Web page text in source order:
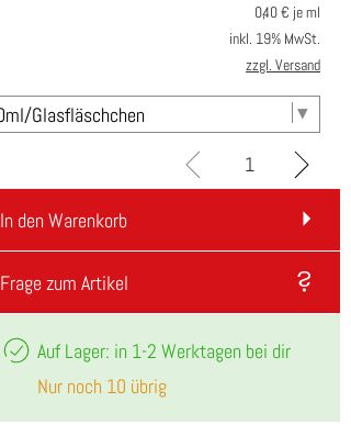
0,40€ je ml
inkl. 19% MwSt.
zzgl. Versand
In den Warenkorb
Frage zum Artikel
Auf Lager: in 1-2 Werktagen bei dir
Nur noch 10 übrig